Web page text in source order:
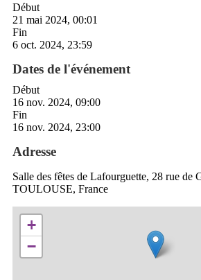
Début
21 mai 2024, 00:01
Fin
6 oct. 2024, 23:59
Dates de l'événement
Début
16 nov. 2024, 09:00
Fin
16 nov. 2024, 23:00
Adresse
Salle des fêtes de Lafourguette, 28 rue de
TOULOUSE, France
+
−